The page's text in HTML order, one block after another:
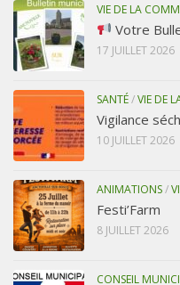
VIE DE LA
Votre
17 JUILLET 2026
SANTÉ/VIE DE
Vigilance
10 JUILLET 2026
ANIMATIONS/
Festi’Farm
8 JUILLET 2026
CONSEIL